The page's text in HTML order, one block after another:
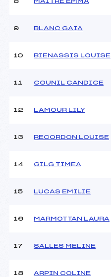
Ouvreurs D :
Météo :
Nombre de portes :
Traceur :
Ouvreurs C :
Ouvreurs E :
Pénalité appliquée :
8 MAITRE EMMA
9 BLANC GAIA
10 BIENASSIS LOUISE
11 COUNIL CANDICE
12 LAMOUR LILY
13 RECORDON LOUISE
14 GILG TIMEA
15 LUCAS EMILIE
16 MARMOTTAN LAURA
17 SALLES MELINE
18 ARPIN COLINE